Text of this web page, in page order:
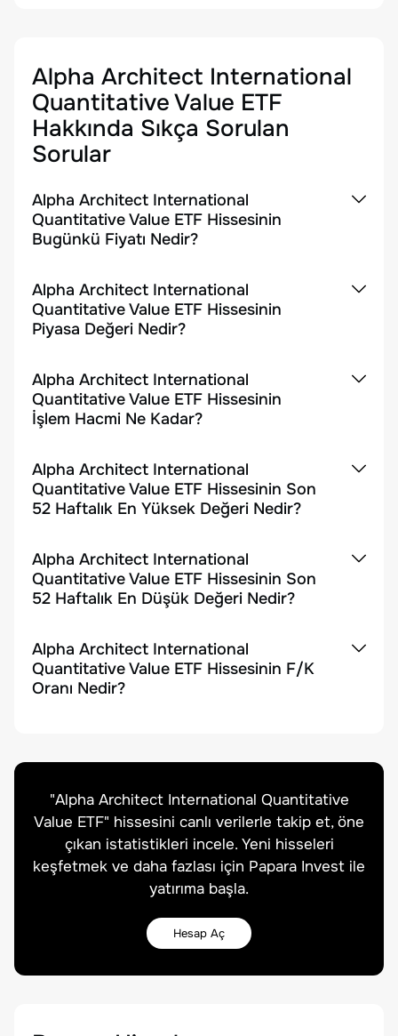
Alpha Architect International
Quantitative Value ETF
Hakkında Sıkça Sorulan
Sorular
Alpha Architect International
Quantitative Value ETF Hissesinin
Bugünkü Fiyatı Nedir?
Alpha Architect International
Quantitative Value ETF Hissesinin
Piyasa Değeri Nedir?
Alpha Architect International
Quantitative Value ETF Hissesinin
İşlem Hacmi Ne Kadar?
Alpha Architect International
Quantitative Value ETF Hissesinin Son
52 Haftalık En Yüksek Değeri Nedir?
Alpha Architect International
Quantitative Value ETF Hissesinin Son
52 Haftalık En Düşük Değeri Nedir?
Alpha Architect International
Quantitative Value ETF Hissesinin F/K
Oranı Nedir?
"Alpha Architect International Quantitative
Value ETF" hissesini canlı verilerle takip et, öne
çıkan istatistikleri incele. Yeni hisseleri
keşfetmek ve daha fazlası için Papara Invest ile
yatırıma başla.
Hesap Aç